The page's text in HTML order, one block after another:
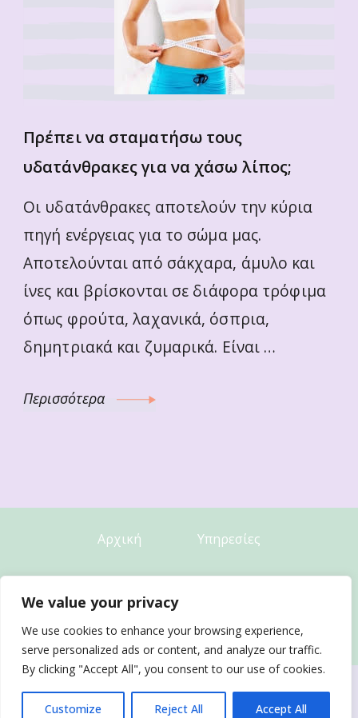
We value your privacy
We use cookies to enhance your browsing experience,
serve personalized ads or content, and analyze our traffic.
By clicking "Accept All", you consent to our use of cookies.
Customize Reject All Accept All
Πρέπει να σταματήσω τους
υδατάνθρακες για να χάσω λίπος;
Οι υδατάνθρακες αποτελούν την κύρια
πηγή ενέργειας για το σώμα μας.
Αποτελούνται από σάκχαρα, άμυλο και
ίνες και βρίσκονται σε διάφορα τρόφιμα
όπως φρούτα, λαχανικά, όσπρια,
δημητριακά και ζυμαρικά. Είναι …
Περισσότερα
Αρχική Υπηρεσίες
Άρθρα Επικοινωνία
Όροι Χρήσης-Πολιτική Απορρήτου